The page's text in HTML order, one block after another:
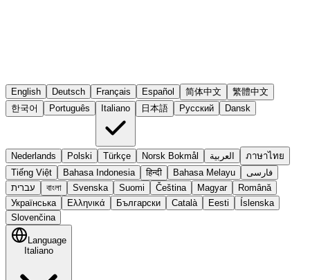
English Deutsch Français Español 简体中文
繁體中文
한국어
Português Italiano 日本語 Русский Dansk
Nederlands Polski Türkçe Norsk Bokmål العربية
ภาษาไทย
Tiếng Việt
Bahasa Indonesia हिन्दी Bahasa Melayu
فارسی
עברית
বাংলা Svenska Suomi Čeština Magyar
Română
Українська
Ελληνικά Български Català Eesti
Íslenska
Slovenčina
Language
Italiano